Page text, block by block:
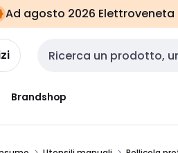
Ad agosto 2026
Cerca input
Brandshop